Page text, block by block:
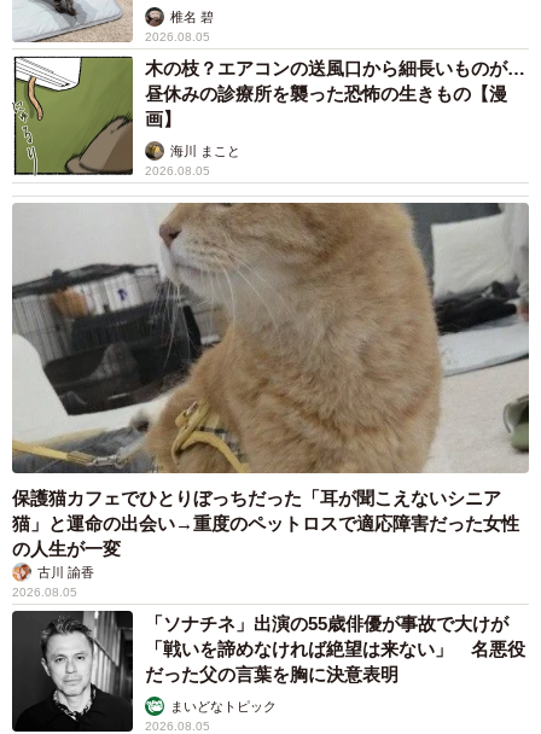
椎名 碧
2026.08.05
木の枝？エアコンの送風口から細長いものが…
昼休みの診療所を襲った恐怖の生きもの【漫
画】
海川 まこと
2026.08.05
保護猫カフェでひとりぼっちだった「耳が聞こえないシニア
猫」と運命の出会い→重度のペットロスで適応障害だった女性
の人生が一変
古川 諭香
2026.08.05
「ソナチネ」出演の55歳俳優が事故で大けが
「戦いを諦めなければ絶望は来ない」 名悪役
だった父の言葉を胸に決意表明
まいどなトピック
2026.08.05